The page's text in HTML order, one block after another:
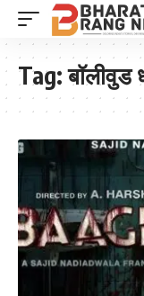
Tag:बॉलीवुड